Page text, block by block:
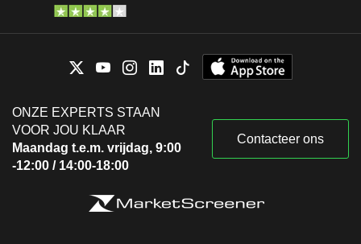
ONZE EXPERTS STAAN
VOOR JOU KLAAR
Maandag t.e.m. vrijdag, 9:00
-12:00 / 14:00-18:00
Contacteer ons